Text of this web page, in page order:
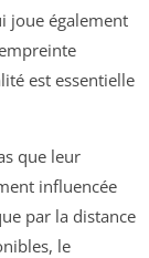
joue également
est essentielle
que leur
influencée
par la distance
le